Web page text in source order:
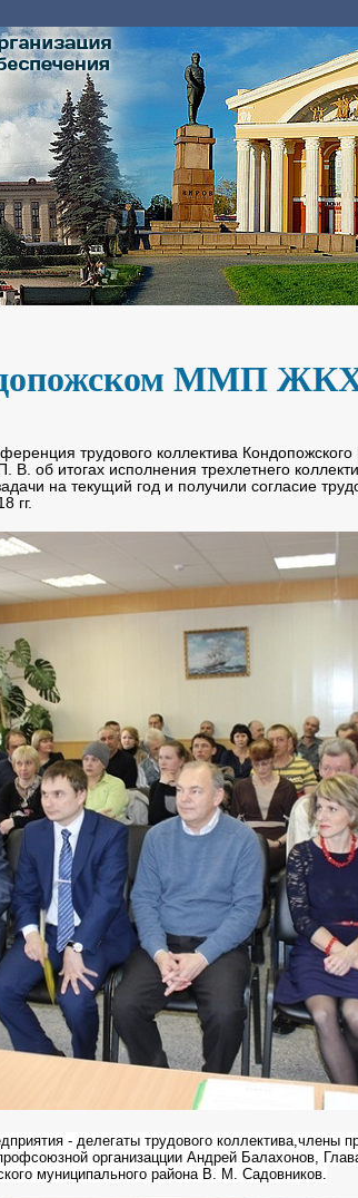
ММП
трудового коллектива
об итогах исполнения трехлетнего
на текущий год и получили согласие
гг.
- делегаты трудового коллектива,члены
организацции Андрей Балахонов,
муниципального района В. М. Садовников.